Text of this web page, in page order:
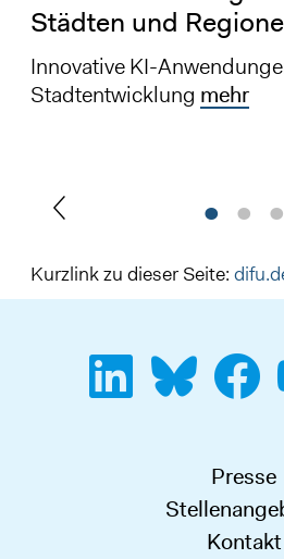
Städten und
Innovative KI-
Stadtentwicklung mehr
Kurzlink zu dieser Seite:
Presse
Kontakt